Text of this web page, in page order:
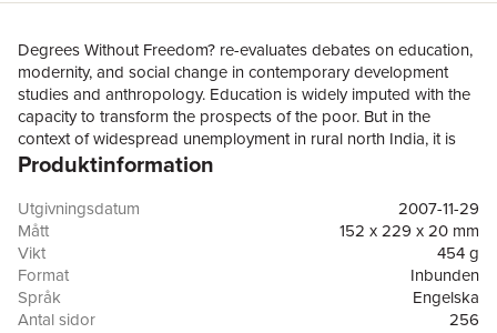
Degrees Without Freedom? re-evaluates debates on education,
modernity, and social change in contemporary development
studies and anthropology. Education is widely imputed with the
capacity to transform the prospects of the poor. But in the
context of widespread unemployment in rural north India, it is
better understood as a contradictory resource, providing
more tightly into systems of inequality. The book advances this
argument through detailed case studies of educated but
unemployed or underemployed young men in rural western
Uttar Pradesh. This book draws on fourteen months'
ethnographic research with young men from middle caste
Hindu, Muslim, and ex-Untouchable backgrounds. In addition to
Produktinformation
Utgivningsdatum
2007-11-29
Mått
152 x 229 x 20 mm
Vikt
454 g
Format
Inbunden
Språk
Engelska
Antal sidor
256